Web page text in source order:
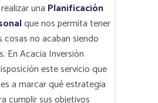
una Planificación
que nos permita tener
cosas no acaban siendo
En Acacia Inversión
este servicio que
a marcar qué estrategia